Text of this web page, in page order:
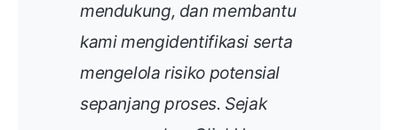
mendukung, dan membantu
kami mengidentifikasi serta
mengelola risiko potensial
sepanjang proses. Sejak